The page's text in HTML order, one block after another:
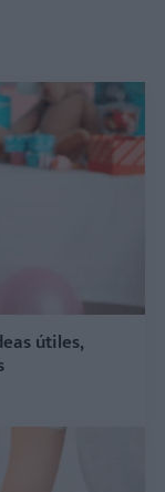
útiles,